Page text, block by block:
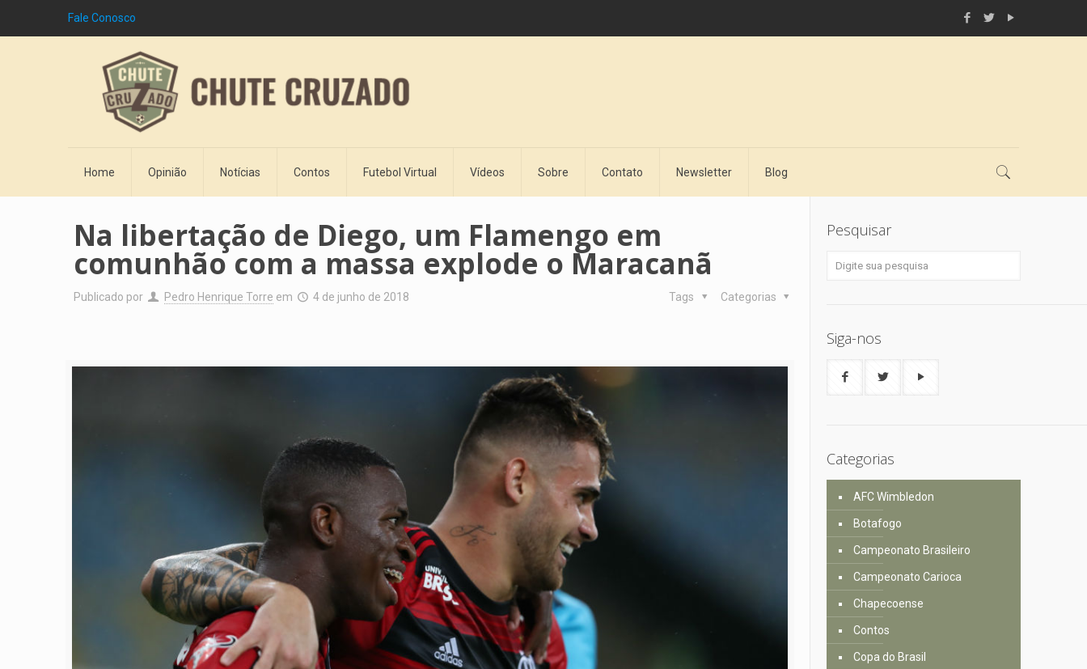
Fale Conosco
Home Opinião Notícias Contos Futebol Virtual Vídeos Sobre Contato Newsletter Blog
Na libertação de Diego, um Flamengo em
comunhão com a massa explode o Maracanã
Publicado por Pedro Henrique Torre em 4 de junho de 2018 Categorias
Tags
Pesquisar
Siga-nos
Categorias
AFC Wimbledon
Botafogo
Campeonato Brasileiro
Campeonato Carioca
Chapecoense
Contos
Copa do Brasil